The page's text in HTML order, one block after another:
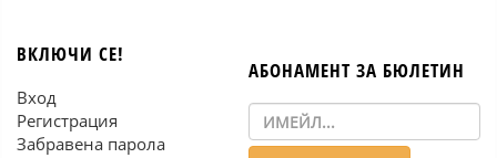
ВКЛЮЧИ СЕ!
Вход
Регистрация
Забравена парола
АБОНАМЕНТ ЗА БЮЛЕТИН